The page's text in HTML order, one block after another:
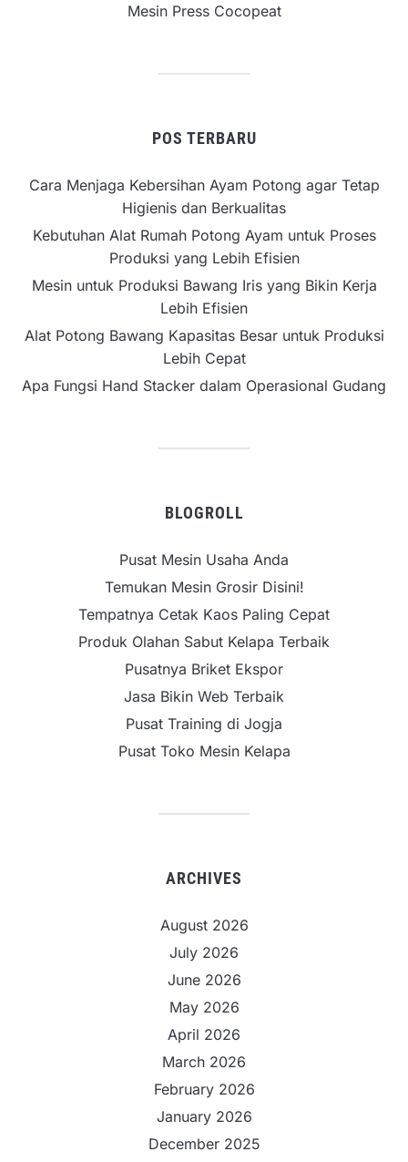
Mesin Press Cocopeat
POS TERBARU
Cara Menjaga Kebersihan Ayam Potong agar Tetap
Higienis dan Berkualitas
Kebutuhan Alat Rumah Potong Ayam untuk Proses
Produksi yang Lebih Efisien
Mesin untuk Produksi Bawang Iris yang Bikin Kerja
Lebih Efisien
Alat Potong Bawang Kapasitas Besar untuk Produksi
Lebih Cepat
Apa Fungsi Hand Stacker dalam Operasional Gudang
BLOGROLL
Pusat Mesin Usaha Anda
Temukan Mesin Grosir Disini!
Tempatnya Cetak Kaos Paling Cepat
Produk Olahan Sabut Kelapa Terbaik
Pusatnya Briket Ekspor
Jasa Bikin Web Terbaik
Pusat Training di Jogja
Pusat Toko Mesin Kelapa
ARCHIVES
August 2026
July 2026
June 2026
May 2026
April 2026
March 2026
February 2026
January 2026
December 2025